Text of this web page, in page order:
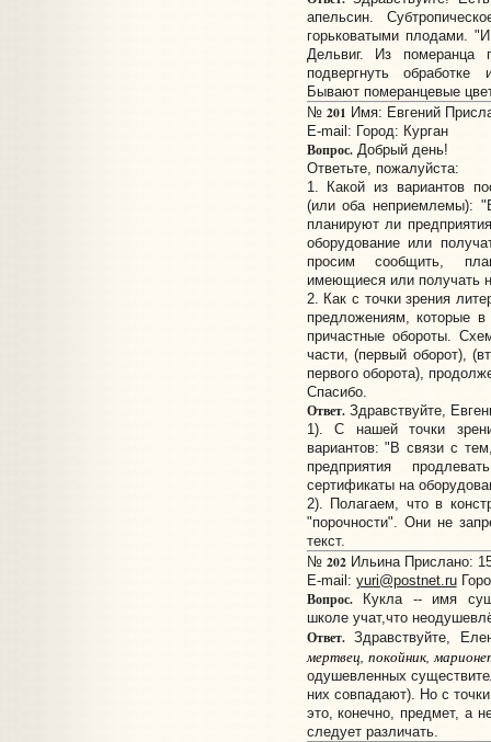
апельсин.
горьковатыми плодами.
Дельвиг. Из померанца
подвергнуть
Бывают померанцевые
№ 201 Имя: Евгений
E-mail: Город: Курган
Вопрос.Добрый день!
Ответьте, пожалуйста:
1. Какой из вариантов
(или оба неприемлемы):
планируют ли
оборудование или
просим сообщить,
имеющиеся или получать
2. Как с точки зрения
предложениям, которые
причастные обороты.
части, (первый оборот),
первого оборота),
Спасибо.
Ответ.Здравствуйте,
1). С нашей точки
вариантов: "В связи с
предприятия
сертификаты на
2). Полагаем, что в
"порочности". Они не
текст.
№ 202Ильина Прислано:
E-mail: yuri@postnet.ru
Вопрос.Кукла -- имя
школе учат,что
Ответ.Здравствуйте,
мертвец, покойник,
одушевленных
них совпадают). Но с
это, конечно, предмет, а
следует различать.